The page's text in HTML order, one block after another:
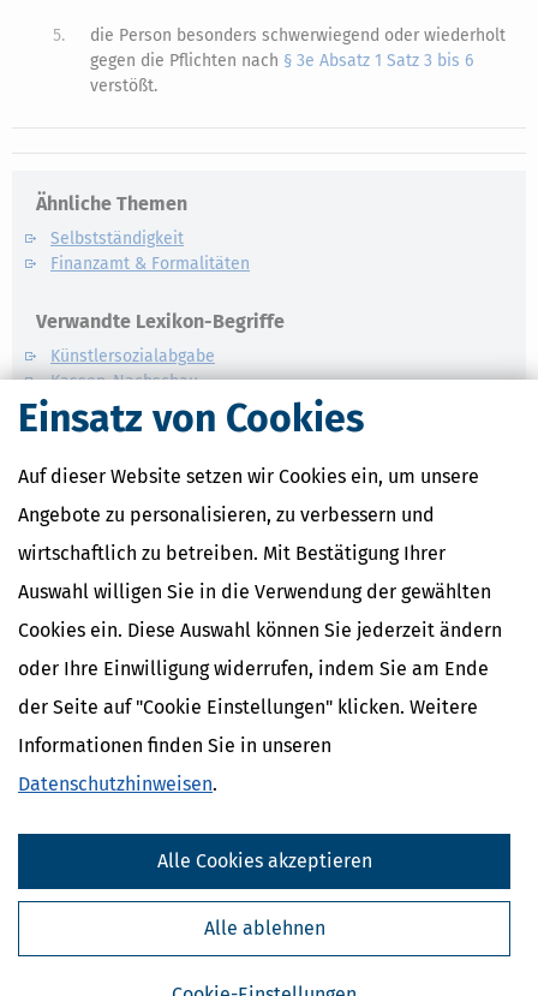
Einsatz von Cookies
Auf dieser Website setzen wir Cookies ein, um unsere
Angebote zu personalisieren, zu verbessern und
wirtschaftlich zu betreiben. Mit Bestätigung Ihrer
Auswahl willigen Sie in die Verwendung der gewählten
Cookies ein. Diese Auswahl können Sie jederzeit ändern
oder Ihre Einwilligung widerrufen, indem Sie am Ende
der Seite auf "Cookie Einstellungen" klicken. Weitere
Informationen finden Sie in unseren
Datenschutzhinweisen.
Alle ablehnen
Alle Cookies akzeptieren
5.
die Person besonders schwerwiegend oder wiederholt
gegen die Pflichten nach § 3e Absatz 1 Satz 3 bis 6
verstößt.
Ähnliche Themen
Selbstständigkeit
Finanzamt & Formalitäten
Verwandte Lexikon-Begriffe
Künstlersozialabgabe
Kassen-Nachschau
Lohnsteuer-Nachschau
E-Bilanz
Steuertipps
Steuertipps Selbstständige